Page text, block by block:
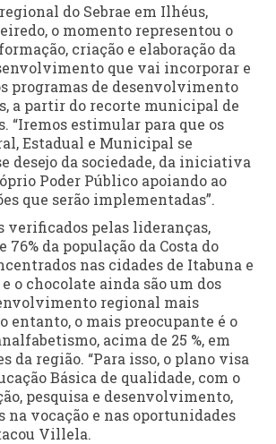
do Sebrae em Ilhéus,
o momento representou o
criação e elaboração da
que vai incorporar e
programas de desenvolvimento
a partir do recorte municipal de
“Iremos estimular para que os
Estadual e Municipal se
desejo da sociedade, da iniciativa
Poder Público apoiando ao
que serão implementadas”.
verificados pelas lideranças,
da população da Costa do
nas cidades de Itabuna e
o chocolate ainda são um dos
regional mais
entanto, o mais preocupante é o
acima de 25 %, em
da região. “Para isso, o plano visa
Básica de qualidade, com o
pesquisa e desenvolvimento,
na vocação e nas oportunidades
Villela.